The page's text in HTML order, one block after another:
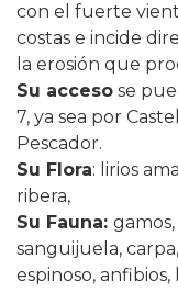
con el fuerte
costas e incide
la erosión que
Su acceso se
7, ya sea por
Pescador.
Su Flora: lirios
ribera,
Su Fauna:
sanguijuela,
espinoso,